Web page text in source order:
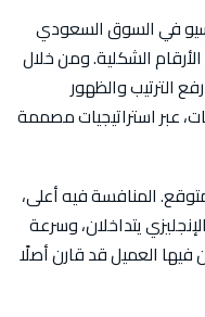
في السوق السعودي
الأرقام الشكلية. ومن خلال
الترتيب والظهور
عبر استراتيجيات مصممة
المنافسة فيه أعلى،
يتداخلان، وسرعة
فيها العميل قد قارن أصلًا